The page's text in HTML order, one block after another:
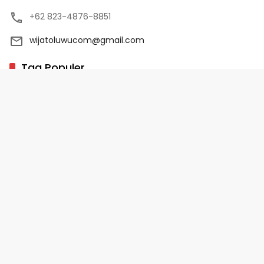
+62 823-4876-8851
wijatoluwucom@gmail.com
Tag Populer